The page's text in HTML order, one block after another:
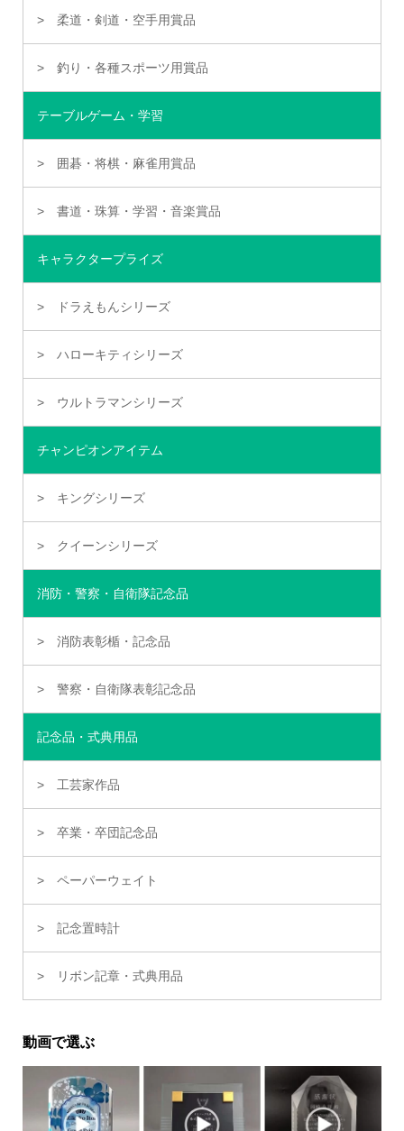
柔道・剣道・空手用賞品
釣り・各種スポーツ用賞品
テーブルゲーム・学習
囲碁・将棋・麻雀用賞品
書道・珠算・学習・音楽賞品
キャラクタープライズ
ドラえもんシリーズ
ハローキティシリーズ
ウルトラマンシリーズ
チャンピオンアイテム
キングシリーズ
クイーンシリーズ
消防・警察・自衛隊記念品
消防表彰楯・記念品
警察・自衛隊表彰記念品
記念品・式典用品
工芸家作品
卒業・卒団記念品
ペーパーウェイト
記念置時計
リボン記章・式典用品
動画で選ぶ